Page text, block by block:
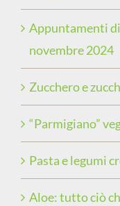
Appuntamenti
novembre 2024
Zucchero e
“Parmigiano”
Pasta e legumi
Aloe: tutto ciò